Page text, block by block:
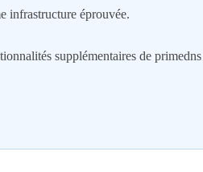
infrastructure éprouvée.
supplémentaires de